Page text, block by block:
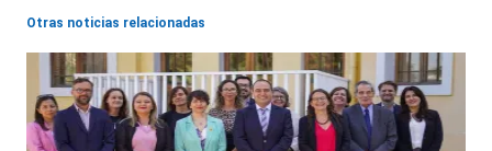
Otras noticias relacionadas